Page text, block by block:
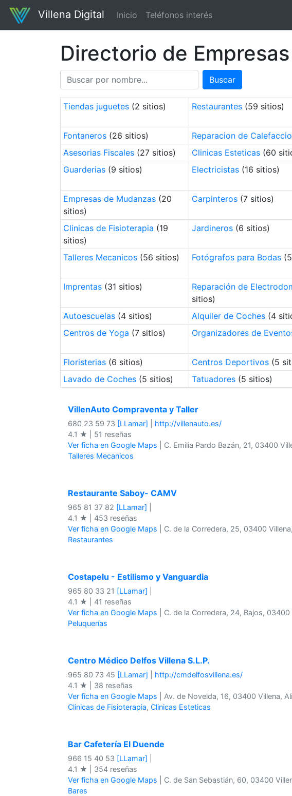
Villena Digital Inicio Teléfonos interés
Directorio de Empresas
Buscar
Tiendas juguetes(2 sitios) Restaurantes(59 sitios)
Fontaneros(26 sitios) Reparacion de
Asesorias Fiscales(27 sitios) Clinicas Esteticas(60
Guarderias(9 sitios) Electricistas(16 sitios)
Empresas de Mudanzas(20
sitios)
Carpinteros(7 sitios)
Clinicas de Fisioterapia (19
sitios)
Jardineros(6 sitios)
Talleres Mecanicos(56 sitios) Fotógrafos para Bodas(5
Imprentas(31 sitios) Reparación de
sitios)
Autoescuelas(4 sitios) Alquiler de Coches(4
Centros de Yoga (7 sitios) Organizadores de
Floristerias(6 sitios) Centros Deportivos(5
Lavado de Coches(5 sitios) Tatuadores(5 sitios)
VillenAuto Compraventa y Taller
680 23 59 73 [LLamar]
http://villenauto.es/
4.1 ★ | 51 reseñas
Ver ficha en Google Maps | C. Emilia Pardo Bazán, 21, 03400
Talleres Mecanicos
Restaurante Saboy- CAMV
965 81 37 82 [LLamar]
4.1 ★ | 453 reseñas
Ver ficha en Google Maps | C. de la Corredera, 25, 03400
Restaurantes
Costapelu - Estilismo y Vanguardia
965 80 33 21 [LLamar]
4.1 ★ | 41 reseñas
Ver ficha en Google Maps | C. de la Corredera, 24, Bajos,
Peluquerías
Centro Médico Delfos Villena S.L.P.
965 80 73 45 [LLamar]
http://cmdelfosvillena.es/
4.1 ★ | 38 reseñas
Ver ficha en Google Maps | Av. de Novelda, 16, 03400 Villena,
Clinicas de Fisioterapia, Clinicas Esteticas
Bar Cafetería El Duende
966 15 40 53 [LLamar]
4.1 ★ | 354 reseñas
Ver ficha en Google Maps | C. de San Sebastián, 60, 03400
Bares